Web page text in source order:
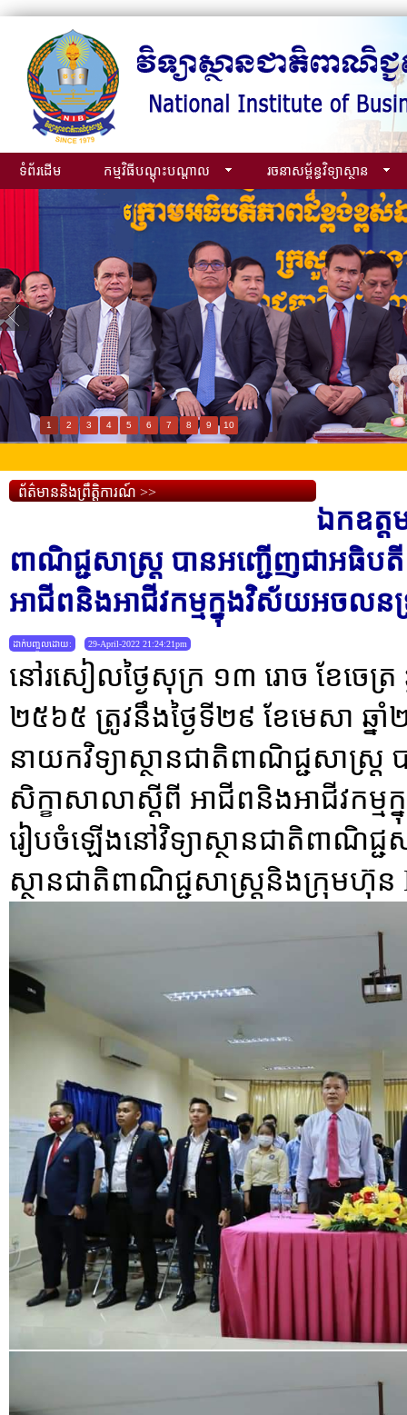
ទំព័រដើម កម្មវិធីបណ្ដុះបណ្ដាល រចនាសម្ព័ន្ធវិទ្យាស្ថាន
1 2 3 4 5 6 7 8 9 10
ព័ត៌មាននិងព្រឹត្តិការណ៍ >>
ឯកឧត្ត
ពាណិជ្ជសាស្រ្ត បានអញ្ជើញជាអធិបតី
អាជីពនិងអាជីវកម្មក្នុងវិស័យអចលន
ដាក់បញ្ចូលដោយ: 29-April-2022 21:24:21pm
នៅរសៀលថ្ងៃសុក្រ ១៣ រោច ខែចេត្រ
២៥៦៥ ត្រូវនឹងថ្ងៃទី២៩ ខែមេសា ឆ្
នាយកវិទ្យាស្ថានជាតិពាណិជ្ជសាស្រ្ត
សិក្ខាសាលាស្តីពី អាជីពនិងអាជីវកម្
រៀបចំឡើងនៅវិទ្យាស្ថានជាតិពាណិជ្ជស
ស្ថានជាតិពាណិជ្ជសាស្រ្តនិងក្រុមហ៊ុ